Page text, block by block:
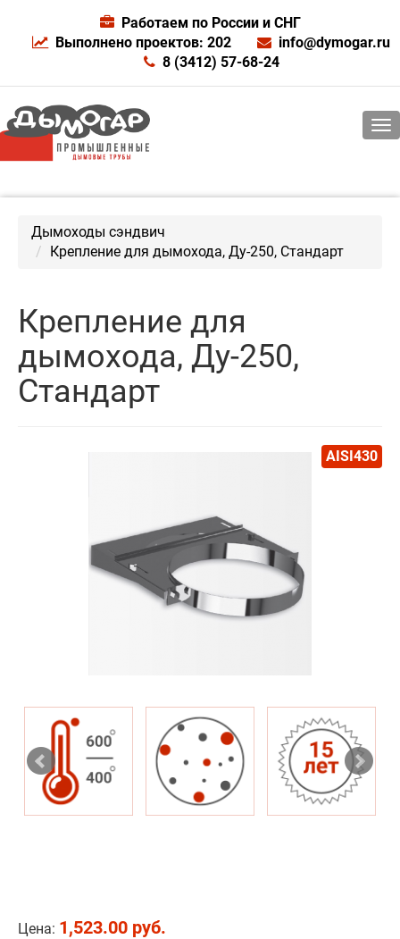
Работаем по России и СНГ
Выполнено проектов: 202
info@dymogar.ru
8 (3412) 57-68-24
Дымоходы сэндвич
Крепление для дымохода, Ду-250, Стандарт
Крепление для
дымохода, Ду-250,
Стандарт
AISI430
Цена: 1,523.00 руб.